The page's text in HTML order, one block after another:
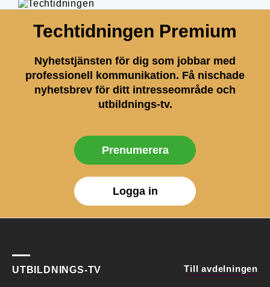
Techtidningen Premium
Nyhetstjänsten för dig som jobbar med
professionell kommunikation. Få nischade
nyhetsbrev för ditt intresseområde och
utbildnings-tv.
Prenumerera
Logga in
UTBILDNINGS-TV Till avdelningen